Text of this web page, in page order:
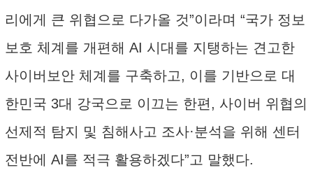
리에게 큰 위협으로 다가올 것”이라며 “국가 정보
보호 체계를 개편해 AI 시대를 지탱하는 견고한
사이버보안 체계를 구축하고, 이를 기반으로 대
한민국 3대 강국으로 이끄는 한편, 사이버 위협의
선제적 탐지 및 침해사고 조사·분석을 위해 센터
전반에 AI를 적극 활용하겠다”고 말했다.